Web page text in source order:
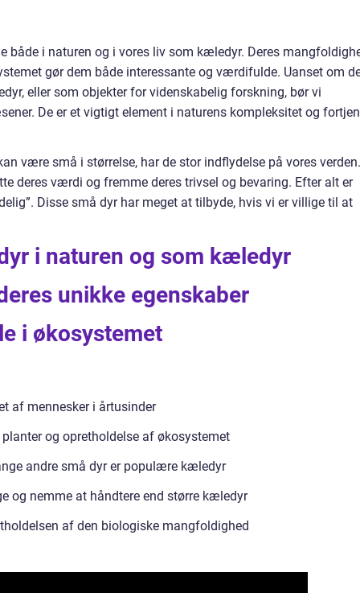
både i naturen og i vores liv som kæledyr. Deres
gør dem både interessante og værdifulde. Uanset om
eller som objekter for videnskabelig forskning, bør vi
De er et vigtigt element i naturens kompleksitet og
være små i størrelse, har de stor indflydelse på vores
deres værdi og fremme deres trivsel og bevaring. Efter alt er
Disse små dyr har meget at tilbyde, hvis vi er villige til at
i naturen og som kæledyr
unikke egenskaber
i økosystemet
af mennesker i årtusinder
og opretholdelse af økosystemet
andre små dyr er populære kæledyr
og nemme at håndtere end større kæledyr
af den biologiske mangfoldighed